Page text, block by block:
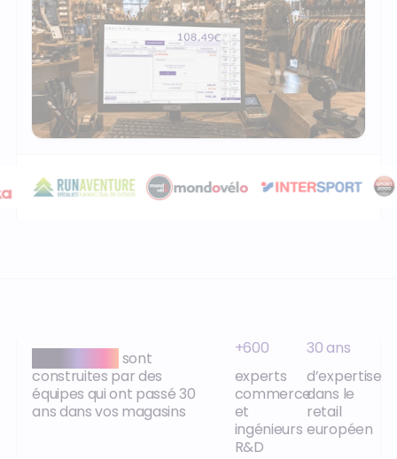
sont
construites par des
équipes qui ont passé 30
ans dans vos magasins
+600
experts
commerce
et
ingénieurs
R&D
30 ans
d’expertise
dans le
retail
européen